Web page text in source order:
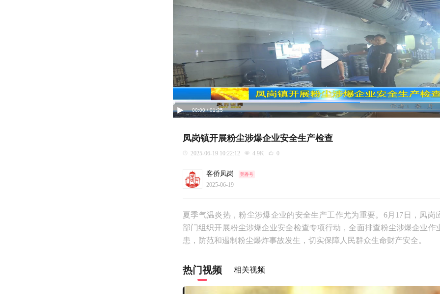
00:00 / 01:25
凤岗镇开展粉尘涉爆企业安全生产检查
2025-06-19 10:22:12 4.9K 0
客侨凤岗 莞香号
2025-06-19
夏季气温炎热，粉尘涉爆企业的安全生产工作尤为重要。6月17日，凤岗
部门组织开展粉尘涉爆企业安全检查专项行动，全面排查粉尘涉爆企业作
患，防范和遏制粉尘爆炸事故发生，切实保障人民群众生命财产安全。
热门视频 相关视频